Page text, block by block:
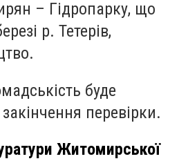
– Гідропарку, що
р. Тетерів,
буде
перевірки.
Житомирської